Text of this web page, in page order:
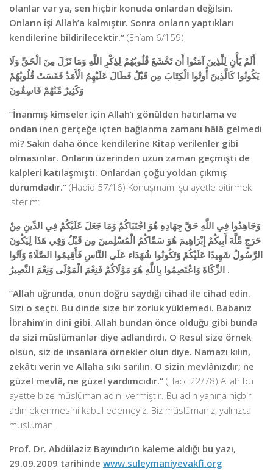
olanlar var ya, sen hiçbir konuda onlardan değilsin.
Onların işi Allah’a kalmıştır. Sonra onların yaptıkları
kendilerine bildirilecektir.” (En’am 6/159)
أَلَمْ يَأْنِ لِلَّذِينَ آمَنُوا أَن تَخْشَعَ قُلُوبُهُمْ لِذِكْرِ اللَّهِ وَمَا نَزَلَ مِنَ الْحَقِّ وَلَا
يَكُونُوا كَالَّذِينَ أُوتُوا الْكِتَابَ مِن قَبْلُ فَطَالَ عَلَيْهِمُ الْأَمَدُ فَقَسَتْ قُلُوبُهُمْ
وَكَثِيرٌ مِّنْهُمْ فَاسِقُونَ
“İnanmış kimseler için Allah’ı gönülden hatırlama ve
ondan inen gerçeğe içten bağ­lanma zamanı hâlâ gel­medi
mi? Sakın daha önce kendilerine Kitap verilen­ler gibi
olmasınlar. Onların üze­rinden uzun za­man geçmişti de
kalpleri katılaşmıştı. On­lardan çoğu yoldan çıkmış
durumdadır.” (Hadid 57/16) Konuşmamı şu ayetle bitirmek
isterim:
وَجَاهِدُوا فِي اللَّهِ حَقَّ جِهَادِهِ هُوَ اجْتَبَاكُمْ وَمَا جَعَلَ عَلَيْكُمْ فِي الدِّينِ مِنْ
حَرَجٍ مِّلَّةَ أَبِيكُمْ إِبْرَاهِيمَ هُوَ سَمَّاكُمُ الْمُسْلِمينَ مِن قَبْلُ وَفِي هَذَا لِيَكُونَ
الرَّسُولُ شَهِيدًا عَلَيْكُمْ وَتَكُونُوا شُهَدَاء عَلَى النَّاسِ فَأَقِيمُوا الصَّلَاةَ وَآتُوا
الزَّكَاةَ وَاعْتَصِمُوا بِاللَّهِ هُوَ مَوْلَاكُمْ فَنِعْمَ الْمَوْلَى وَنِعْمَ النَّصِيرُ .
“Allah uğrunda, onun doğru saydığı cihad ile cihad edin.
Sizi o seçti. Bu dinde size bir zorluk yüklemedi. Babanız
İbrahim’in dini gibi. Allah bundan önce olduğu gibi bunda
da sizi müslümanlar diye adlandırdı. O Resul size örnek
olsun, siz de insanlara örnekler olun diye. Namazı kılın,
zekâtı verin ve Allaha sıkı sarılın. O sizin mevlânızdır; ne
güzel mevlâ, ne güzel yardımcıdır.” (Hacc 22/78) Allah bu
ayette bize müslüman adını vermiştir. Bu adın yanına hiçbir
adın eklenmesini kabul edemeyiz. Biz müslümanız, yalnızca
müslüman.
Prof. Dr. Abdülaziz Bayındır’ın kaleme aldığı bu yazı,
29.09.2009 tarihinde www.suleymaniyevakfi.org